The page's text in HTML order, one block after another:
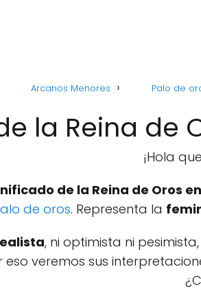
Arcanos Menores Palo de
la Reina de
¡Hola
de la Reina de Oros
de oros. Representa la
, ni optimista ni
veremos sus